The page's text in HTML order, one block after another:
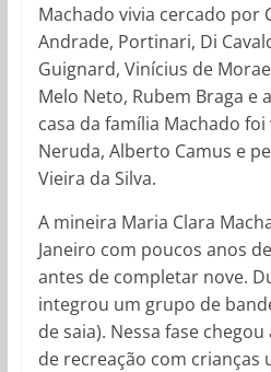
Machado vivia cercado por
Andrade, Portinari, Di
Guignard, Vinícius de
Melo Neto, Rubem Braga e
casa da família Machado
Neruda, Alberto Camus e
Vieira da Silva.
A mineira Maria Clara
Janeiro com poucos anos
antes de completar nove.
integrou um grupo de
de saia). Nessa fase
de recreação com crianças